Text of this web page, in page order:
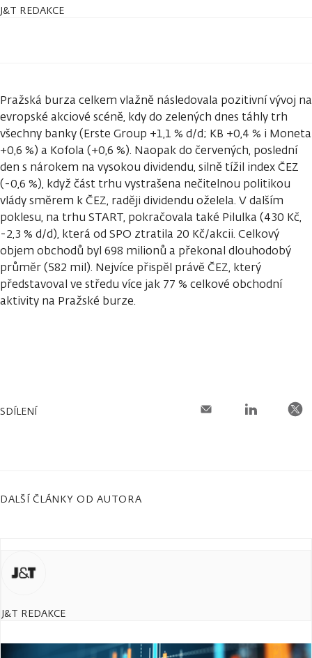
J&T REDAKCE
Pražská burza celkem vlažně následovala pozitivní vývoj na
evropské akciové scéně, kdy do zelených dnes táhly trh
všechny banky (Erste Group +1,1 % d/d; KB +0,4 % i Moneta
+0,6 %) a Kofola (+0,6 %). Naopak do červených, poslední
den s nárokem na vysokou dividendu, silně tížil index ČEZ
(-0,6 %), když část trhu vystrašena nečitelnou politikou
vlády směrem k ČEZ, raději dividendu oželela. V dalším
poklesu, na trhu START, pokračovala také Pilulka (430 Kč,
-2,3 % d/d), která od SPO ztratila 20 Kč/akcii. Celkový
objem obchodů byl 698 milionů a překonal dlouhodobý
průměr (582 mil). Nejvíce přispěl právě ČEZ, který
představoval ve středu více jak 77 % celkové obchodní
aktivity na Pražské burze.
SDÍLENÍ
DALŠÍ ČLÁNKY OD AUTORA
J&T REDAKCE